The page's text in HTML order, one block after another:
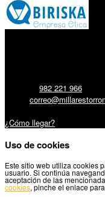
982 221 966
¿Cómo llegar?
Uso de cookies
Este sitio web utiliza cookies
usuario. Si continúa
aceptación de las
cookies, pinche el enlace